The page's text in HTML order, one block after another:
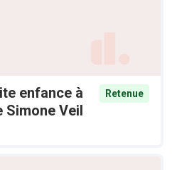
enfance à
Simone Veil
Retenue